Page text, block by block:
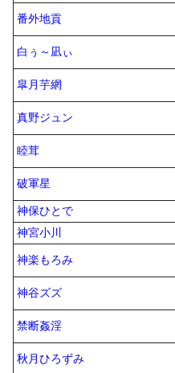
番外地貢
白ぅ～凪ぃ
皐月芋網
真野ジュン
睦茸
破軍星
神保ひとで
神宮小川
神楽もろみ
神谷ズズ
禁断姦淫
秋月ひろずみ